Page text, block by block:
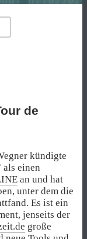
de
kündigte
als einen
an und hat
unter dem die
Es ist ein
jenseits der
große